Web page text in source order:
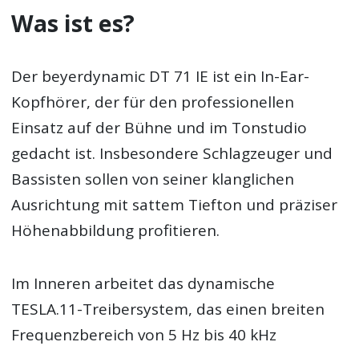
Was ist es?
Der beyerdynamic DT 71 IE ist ein In-Ear-
Kopfhörer, der für den professionellen
Einsatz auf der Bühne und im Tonstudio
gedacht ist. Insbesondere Schlagzeuger und
Bassisten sollen von seiner klanglichen
Ausrichtung mit sattem Tiefton und präziser
Höhenabbildung profitieren.
Im Inneren arbeitet das dynamische
TESLA.11-Treibersystem, das einen breiten
Frequenzbereich von 5 Hz bis 40 kHz